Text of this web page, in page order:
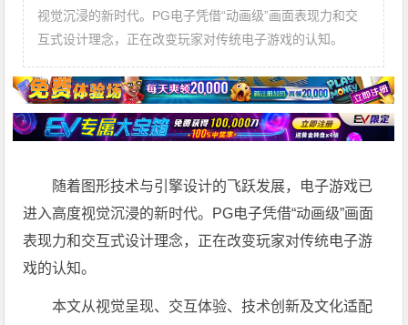
视觉沉浸的新时代。PG电子凭借“动画级”画面表现力和交
互式设计理念，正在改变玩家对传统电子游戏的认知。
随着图形技术与引擎设计的飞跃发展，电子游戏已
进入高度视觉沉浸的新时代。PG电子凭借“动画级”画面
表现力和交互式设计理念，正在改变玩家对传统电子游
戏的认知。
本文从视觉呈现、交互体验、技术创新及文化适配